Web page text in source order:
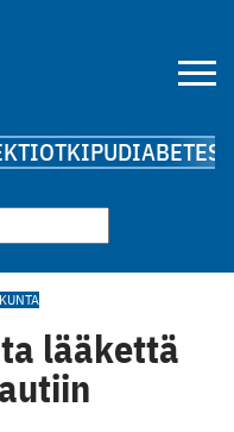
KIPUDIABETES
lääkettä